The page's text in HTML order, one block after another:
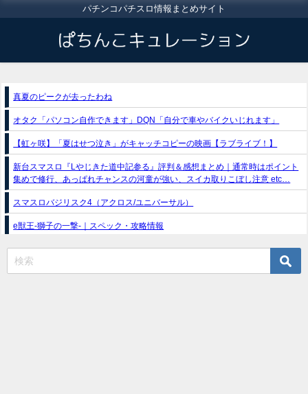
パチンコパチスロ情報まとめサイト
真夏のピークが去ったわね
オタク「パソコン自作できます」DQN「自分で車やバイクいじれます」
【虹ヶ咲】「夏はせつ泣き」がキャッチコピーの映画【ラブライブ！】
新台スマスロ『Lやじきた道中記参る』評判＆感想まとめ｜通常時はポイント
集めで修行、あっぱれチャンスの河童が強い、スイカ取りこぼし注意 etc…
スマスロバジリスク4（アクロス/ユニバーサル）
e獣王-獅子の一撃-｜スペック・攻略情報
新台パチンコ『e魔女と野獣』公式PV動画｜LT直行型399帯、運命分岐から上
乗せループ「（超）BEAST ATTACK」を狙え！